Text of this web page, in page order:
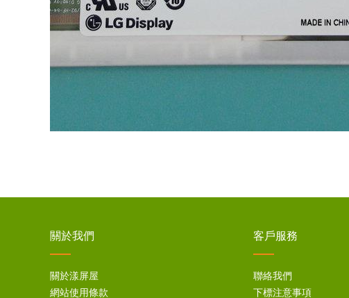
關於我們
關於漾屏屋
網站使用條款
客戶服務
聯絡我們
下標注意事項